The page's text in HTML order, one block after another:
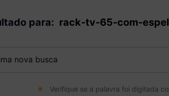
para: rack-tv-65-com-
Verifique se a palavra foi digitada